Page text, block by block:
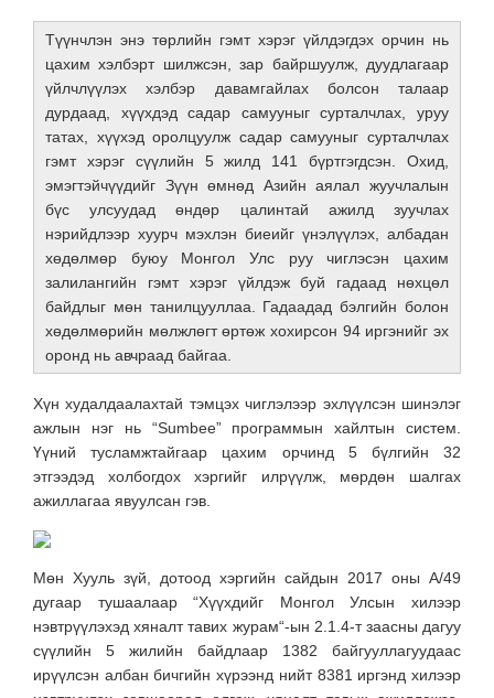
Түүнчлэн энэ төрлийн гэмт хэрэг үйлдэгдэх орчин нь
цахим хэлбэрт шилжсэн, зар байршуулж, дуудлагаар
үйлчлүүлэх хэлбэр давамгайлах болсон талаар
дурдаад, хүүхдэд садар самууныг сурталчлах, уруу
татах, хүүхэд оролцуулж садар самууныг сурталчлах
гэмт хэрэг сүүлийн 5 жилд 141 бүртгэгдсэн. Охид,
эмэгтэйчүүдийг Зүүн өмнөд Азийн аялал жуучлалын
бүс улсуудад өндөр цалинтай ажилд зуучлах
нэрийдлээр хуурч мэхлэн биеийг үнэлүүлэх, албадан
хөдөлмөр буюу Монгол Улс руу чиглэсэн цахим
залилангийн гэмт хэрэг үйлдэж буй гадаад нөхцөл
байдлыг мөн танилцууллаа. Гадаадад бэлгийн болон
хөдөлмөрийн мөлжлөгт өртөж хохирсон 94 иргэнийг эх
оронд нь авчраад байгаа.
Хүн худалдаалахтай тэмцэх чиглэлээр эхлүүлсэн шинэлэг
ажлын нэг нь “Sumbee” программын хайлтын систем.
Үүний тусламжтайгаар цахим орчинд 5 бүлгийн 32
этгээдэд холбогдох хэргийг илрүүлж, мөрдөн шалгах
ажиллагаа явуулсан гэв.
Мөн Хууль зүй, дотоод хэргийн сайдын 2017 оны А/49
дугаар тушаалаар “Хүүхдийг Монгол Улсын хилээр
нэвтрүүлэхэд хяналт тавих журам“-ын 2.1.4-т заасны дагуу
сүүлийн 5 жилийн байдлаар 1382 байгууллагуудаас
ирүүлсэн албан бичгийн хүрээнд нийт 8381 иргэнд хилээр